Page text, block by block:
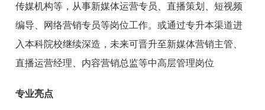
传媒机构等，从事新媒体运营专员、直播策划、短视频
编导、网络营销专员等岗位工作。或通过专升本渠道进
入本科院校继续深造，未来可晋升至新媒体营销主管、
直播运营经理、内容营销总监等中高层管理岗位
专业亮点